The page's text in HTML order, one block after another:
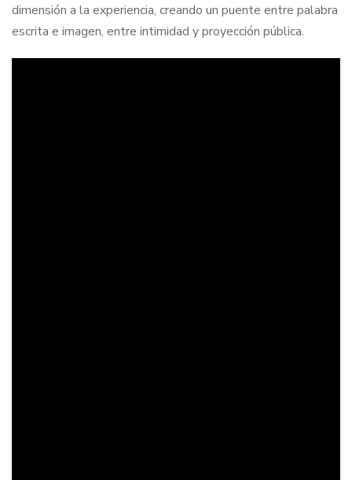
dimensión a la experiencia, creando un puente entre palabra
escrita e imagen, entre intimidad y proyección pública.